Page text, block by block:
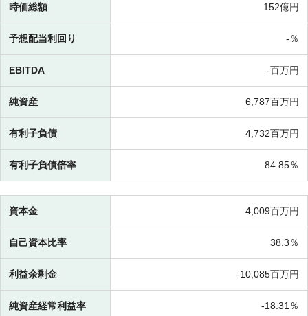
時価総額 152億円
予想配当利回り -％
EBITDA -百万円
純資産 6,787百万円
有利子負債 4,732百万円
有利子負債倍率 84.85％
資本金 4,009百万円
自己資本比率 38.3％
利益余剰金 -10,085百万円
純資産経常利益率 -18.31％